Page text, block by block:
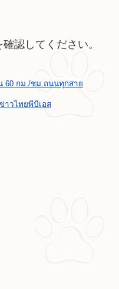
認してください。
60 กม./ชม.ถนนทุกสาย
าวไทยพีบีเอส